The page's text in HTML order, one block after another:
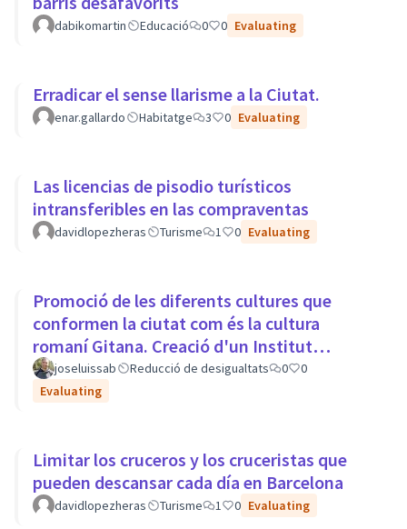
dabikomartin Educació 0 0 Evaluating
Erradicar el sense llarisme a la Ciutat.
enar.gallardo Habitatge 3 0 Evaluating
Las licencias de pisodio turísticos
intransferibles en las compraventas
davidlopezheras Turisme 1 0 Evaluating
Promoció de les diferents cultures que
conformen la ciutat com és la cultura
romaní Gitana. Creació d'un Institut
Europeu de Cultura Romaní
joseluissab Reducció de desigualtats 0
0
Evaluating
Limitar los cruceros y los cruceristas que
pueden descansar cada día en Barcelona
davidlopezheras Turisme 1 0 Evaluating